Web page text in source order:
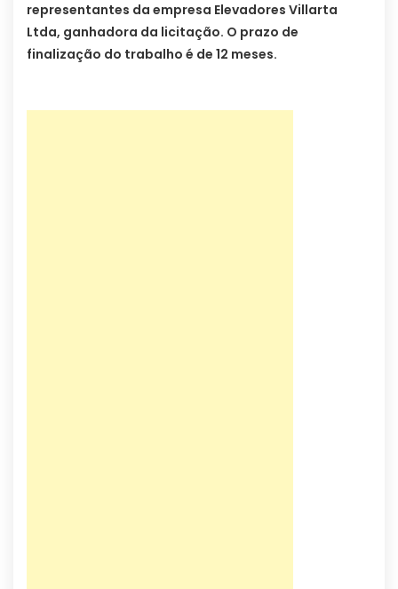
representantes da empresa Elevadores Villarta
Ltda, ganhadora da licitação. O prazo de
finalização do trabalho é de 12 meses.